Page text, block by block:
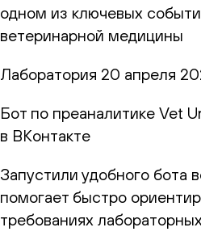
одном из ключевых
ветеринарной медицины
Лаборатория 20 апреля
Бот по преаналитике Vet
в ВКонтакте
Запустили удобного бота
помогает быстро
требованиях